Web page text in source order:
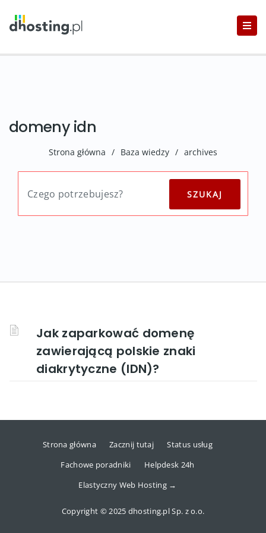
domeny idn
Strona główna / Baza wiedzy / archives
Jak zaparkować domenę
zawierającą polskie znaki
diakrytyczne (IDN)?
Strona główna Zacznij tutaj
Status usług
Fachowe poradniki
Helpdesk 24h
Elastyczny Web Hosting →
Copyright © 2025 dhosting.pl Sp. z o.o.